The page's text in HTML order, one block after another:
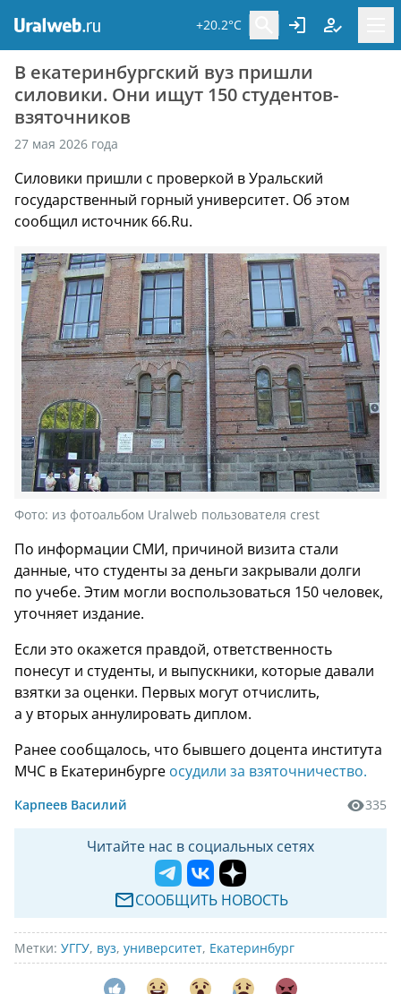
+20.2°C
В екатеринбургский вуз пришли
силовики. Они ищут 150 студентов-
взяточников
27 мая 2026 года
Силовики пришли с проверкой в Уральский
государственный горный университет. Об этом
сообщил источник 66.Ru.
Фото: из фотоальбом Uralweb пользователя crest
По информации СМИ, причиной визита стали
данные, что студенты за деньги закрывали долги
по учебе. Этим могли воспользоваться 150 человек,
уточняет издание.
Если это окажется правдой, ответственность
понесут и студенты, и выпускники, которые давали
взятки за оценки. Первых могут отчислить,
а у вторых аннулировать диплом.
Ранее сообщалось, что бывшего доцента института
МЧС в Екатеринбурге осудили за взяточничество.
Карпеев Василий 335
Читайте нас в социальных сетях
СООБЩИТЬ НОВОСТЬ
Метки: УГГУ, вуз, университет, Екатеринбург